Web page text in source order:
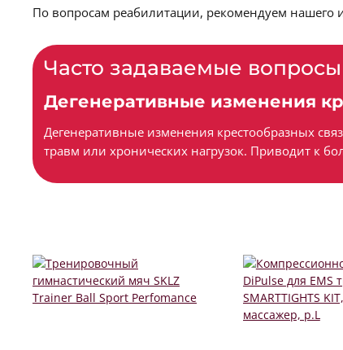
По вопросам реабилитации, рекомендуем нашего
Часто задаваемые
Дегенеративные изменения
Дегенеративные изменения крестообразных
травм или хронических нагрузок. Приводит к